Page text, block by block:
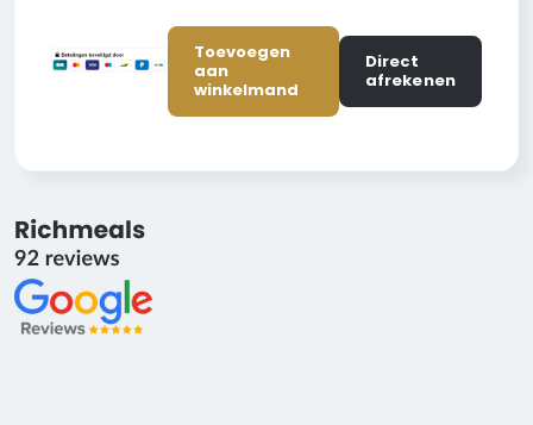
Toevoegen
aan
winkelmand
Direct
afrekenen